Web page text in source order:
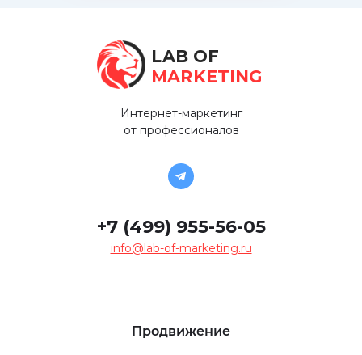
LAB OF
MARKETING
Интернет-маркетинг
от профессионалов
+7 (499) 955-56-05
info@lab-of-marketing.ru
Продвижение